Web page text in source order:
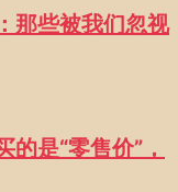
那些被我们忽视
是“零售价”，